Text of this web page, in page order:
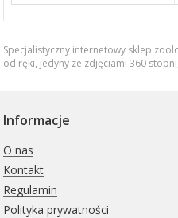
Specjalistyczny internetowy sklep
od ręki, jedyny ze zdjęciami 360 stopni,
Informacje
O nas
Kontakt
Regulamin
Polityka prywatności